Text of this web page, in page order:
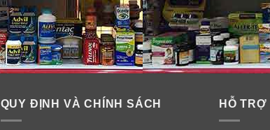
QUY ĐỊNH VÀ CHÍNH SÁCH HỖ